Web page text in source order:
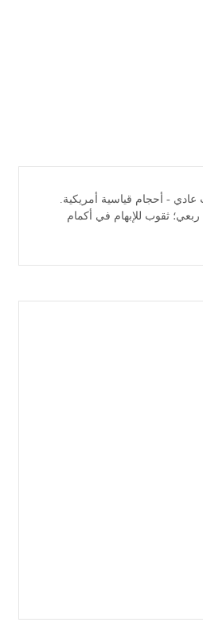
عادي - أحجام قياسية أمريكية.
ثقوب للإبهام في أكمام